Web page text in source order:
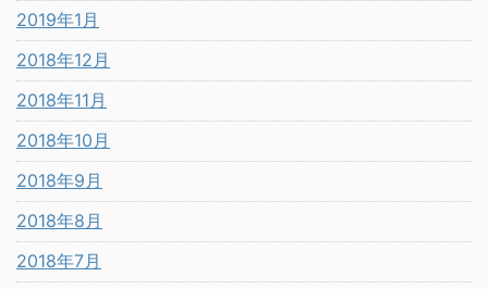
2019年1月
2018年12月
2018年11月
2018年10月
2018年9月
2018年8月
2018年7月